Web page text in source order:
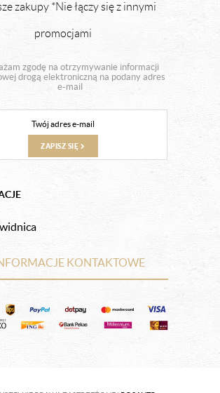
zakupy *Nie łączy się z innymi
promocjami
zgodę na otrzymywanie informacji
drogą elektroniczną na podany adres
e-mail
ZAPISZ SIĘ
KONTAKTOWE